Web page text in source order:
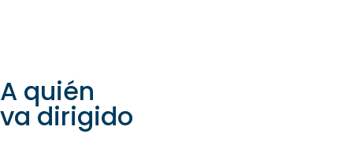
A quién
va dirigido